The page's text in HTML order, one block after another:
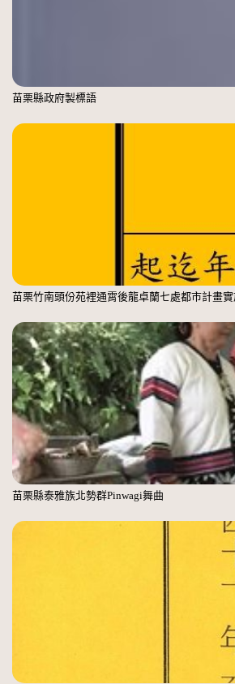
苗栗縣政府製標語
苗栗竹南頭份苑裡通霄後龍卓蘭七處都市計畫實
苗栗縣泰雅族北勢群Pinwagi舞曲